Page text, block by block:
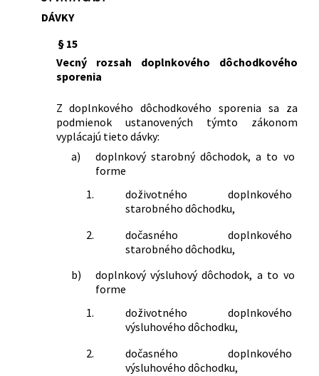
DÁVKY
§ 15
Vecný rozsah doplnkového dôchodkového
sporenia
Z doplnkového dôchodkového sporenia sa za
podmienok ustanovených týmto zákonom
vyplácajú tieto dávky:
a)
doplnkový starobný dôchodok, a to vo
forme
1.
doživotného doplnkového
starobného dôchodku,
2.
dočasného doplnkového
starobného dôchodku,
b)
doplnkový výsluhový dôchodok, a to vo
forme
1.
doživotného doplnkového
výsluhového dôchodku,
2.
dočasného doplnkového
výsluhového dôchodku,